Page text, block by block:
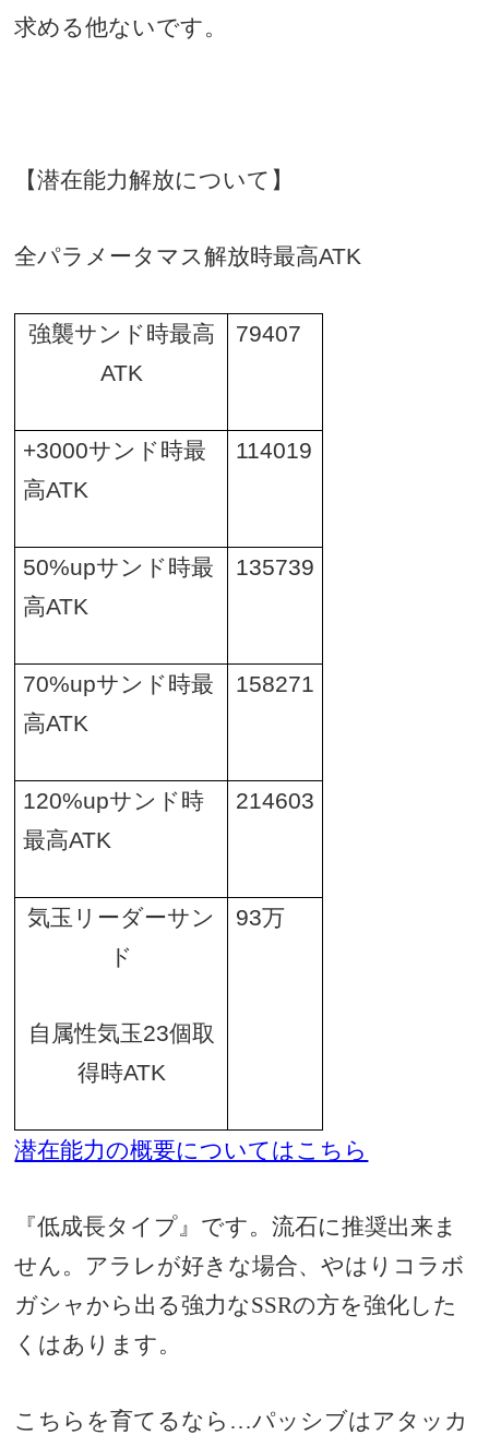
求める他ないです。
【潜在能力解放について】
全パラメータマス解放時最高ATK
強襲サンド時最高
ATK
79407
+3000サンド時最
高ATK
114019
50%upサンド時最
高ATK
135739
70%upサンド時最
高ATK
158271
120%upサンド時
最高ATK
214603
気玉リーダーサン
ド
93万
自属性気玉23個取
得時ATK
潜在能力の概要についてはこちら
『低成長タイプ』です。流石に推奨出来ま
せん。アラレが好きな場合、やはりコラボ
ガシャから出る強力なSSRの方を強化した
くはあります。
こちらを育てるなら…パッシブはアタッカ